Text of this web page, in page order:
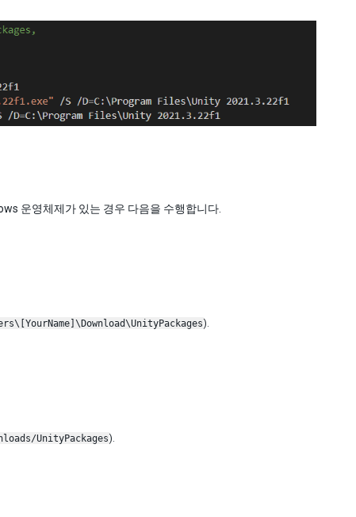
운영체제가 있는 경우 다음을 수행합니다.
).
UnityPackages).